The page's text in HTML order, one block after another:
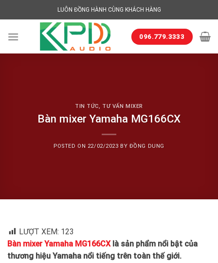
to
LUÔN ĐỒNG HÀNH CÙNG KHÁCH HÀNG
096.779.3333
TIN TỨC, TƯ VẤN MIXER
Bàn mixer Yamaha MG166CX
POSTED ON 22/02/2023 BY ĐỒNG DUNG
LƯỢT XEM: 123
Bàn mixer Yamaha MG166CXlà sản phẩm nổi bật của
thương hiệu Yamaha nổi tiếng trên toàn thế giới.